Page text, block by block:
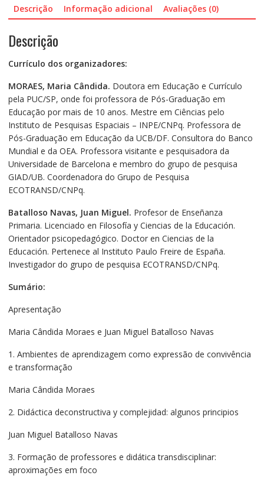
docente
quantidade
Descrição Informação adicional Avaliações (0)
Descrição
Currículo dos organizadores:
MORAES, Maria Cândida. Doutora em Educação e Currículo
pela PUC/SP, onde foi professora de Pós-Graduação em
Educação por mais de 10 anos. Mestre em Ciências pelo
Instituto de Pesquisas Espaciais – INPE/CNPq. Professora de
Pós-Graduação em Educação da UCB/DF. Consultora do Banco
Mundial e da OEA. Professora visitante e pesquisadora da
Universidade de Barcelona e membro do grupo de pesquisa
GIAD/UB. Coordenadora do Grupo de Pesquisa
ECOTRANSD/CNPq.
Batalloso Navas, Juan Miguel. Profesor de Enseñanza
Primaria. Licenciado en Filosofía y Ciencias de la Educación.
Orientador psicopedagógico. Doctor en Ciencias de la
Educación. Pertenece al Instituto Paulo Freire de España.
Investigador do grupo de pesquisa ECOTRANSD/CNPq.
Sumário:
Apresentação
Maria Cândida Moraes e Juan Miguel Batalloso Navas
1. Ambientes de aprendizagem como expressão de convivência
e transformação
Maria Cândida Moraes
2. Didáctica deconstructiva y complejidad: algunos principios
Juan Miguel Batalloso Navas
3. Formação de professores e didática transdisciplinar:
aproximações em foco